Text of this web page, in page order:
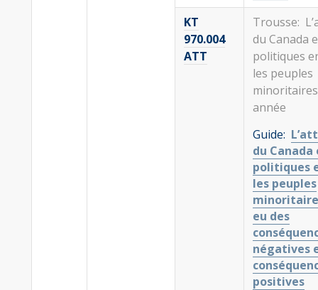
KT
970.004
ATT
Trousse:
du Canada
politiques
les peuples
année
Guide:
du Canada
politiques
les peuples
eu des
négatives
positives